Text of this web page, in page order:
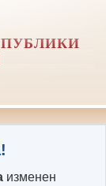
изменен